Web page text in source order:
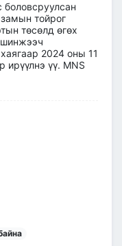
боловсруулсан
тойрог
төсөлд өгөх
2024 оны 11
ирүүлнэ үү. MNS